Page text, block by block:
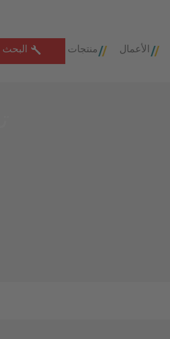
منتجات الأعمال البحث